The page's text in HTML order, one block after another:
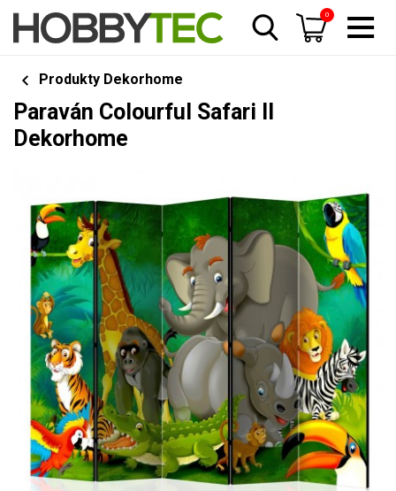
0
Produkty Dekorhome
Paraván Colourful Safari II
Dekorhome